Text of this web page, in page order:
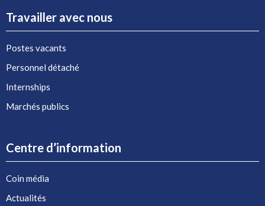
Travailler avec nous
Postes vacants
Personnel détaché
Internships
Marchés publics
Centre d’information
Coin média
Actualités